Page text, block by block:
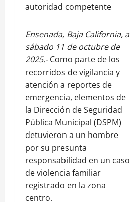
autoridad competente
Ensenada, Baja California, a
sábado 11 de octubre de
2025.-Como parte de los
recorridos de vigilancia y
atención a reportes de
emergencia, elementos de
la Dirección de Seguridad
Pública Municipal (DSPM)
detuvieron a un hombre
por su presunta
responsabilidad en un caso
de violencia familiar
registrado en la zona
centro.